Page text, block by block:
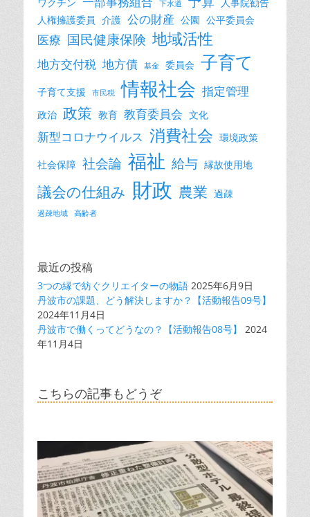
下水道
人権擁護委員 介護 公の財産 公園 公平委員会
医療 国民健康保険 地域活性
地方交付税 地方債 基金 委員会 子育て
子育て支援 市民税 情報社会 指定管理
政治 政策 教育 教育委員会 文化
新型コロナウイルス 消費社会 環境政策
社会保障 社会論 福祉 給与 縁故使用地
議会の仕組み 財政 農業 過疎
過疎地域 高齢者
最近の投稿
3つの縁で紡ぐクリエイターの物語 2025年6月9日
丹波市の課題、どう解決しますか？【活動報告09号】
2024年11月4日
丹波市で働くってどうなの？【活動報告08号】
2024
年11月4日
こちらの記事もどうぞ